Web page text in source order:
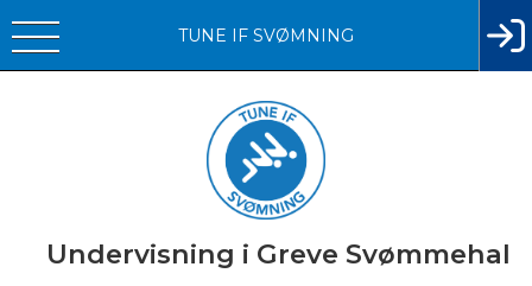
Undervisning i Greve Svømmehal
TUNE IF SVØMNING